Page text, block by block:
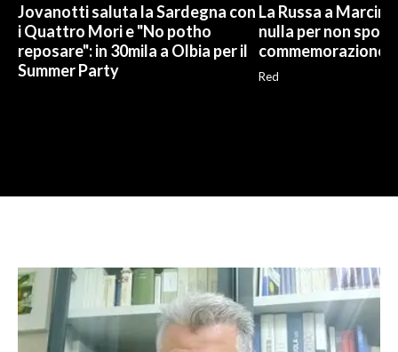
Jovanotti saluta la Sardegna con
i Quattro Mori e "No potho
reposare": in 30mila a Olbia per il
Summer Party
La Russa a
nulla per non
commemorazione
Red